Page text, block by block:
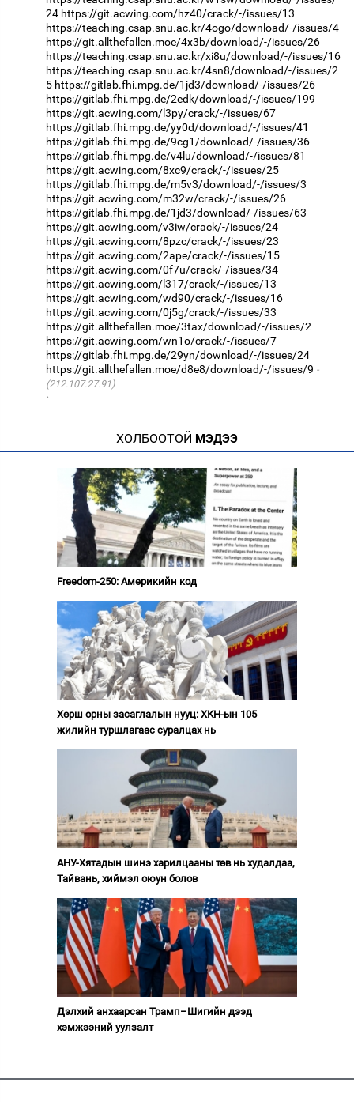
24 https://git.acwing.com/hz40/crack/-/issues/13
https://teaching.csap.snu.ac.kr/4ogo/download/-/issues/4
https://git.allthefallen.moe/4x3b/download/-/issues/26
https://teaching.csap.snu.ac.kr/xi8u/download/-/issues/16
https://teaching.csap.snu.ac.kr/4sn8/download/-/issues/2
5 https://gitlab.fhi.mpg.de/1jd3/download/-/issues/26
https://gitlab.fhi.mpg.de/2edk/download/-/issues/199
https://git.acwing.com/l3py/crack/-/issues/67
https://gitlab.fhi.mpg.de/yy0d/download/-/issues/41
https://gitlab.fhi.mpg.de/9cg1/download/-/issues/36
https://gitlab.fhi.mpg.de/v4lu/download/-/issues/81
https://git.acwing.com/8xc9/crack/-/issues/25
https://gitlab.fhi.mpg.de/m5v3/download/-/issues/3
https://git.acwing.com/m32w/crack/-/issues/26
https://gitlab.fhi.mpg.de/1jd3/download/-/issues/63
https://git.acwing.com/v3iw/crack/-/issues/24
https://git.acwing.com/8pzc/crack/-/issues/23
https://git.acwing.com/2ape/crack/-/issues/15
https://git.acwing.com/0f7u/crack/-/issues/34
https://git.acwing.com/l317/crack/-/issues/13
https://git.acwing.com/wd90/crack/-/issues/16
https://git.acwing.com/0j5g/crack/-/issues/33
https://git.allthefallen.moe/3tax/download/-/issues/2
https://git.acwing.com/wn1o/crack/-/issues/7
https://gitlab.fhi.mpg.de/29yn/download/-/issues/24
https://git.allthefallen.moe/d8e8/download/-/issues/9
(212.107.27.91)
·
ХОЛБООТОЙ МЭДЭЭ
Freedom-250: Америкийн код
Хөрш орны засаглалын нууц: ХКН-ын 105
жилийн туршлагаас суралцах нь
АНУ-Хятадын шинэ харилцааны төв нь худалдаа,
Тайвань, хиймэл оюун болов
Дэлхий анхаарсан Трамп–Шигийн дээд
хэмжээний уулзалт